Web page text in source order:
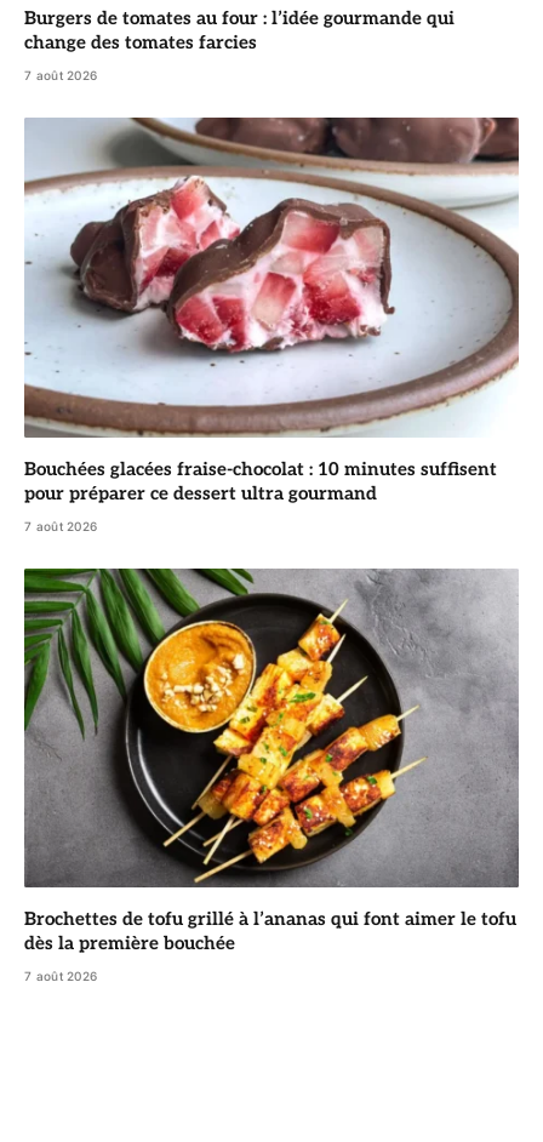
Burgers de tomates au four : l’idée gourmande qui
change des tomates farcies
7 août 2026
Bouchées glacées fraise-chocolat : 10 minutes suffisent
pour préparer ce dessert ultra gourmand
7 août 2026
Brochettes de tofu grillé à l’ananas qui font aimer le tofu
dès la première bouchée
7 août 2026